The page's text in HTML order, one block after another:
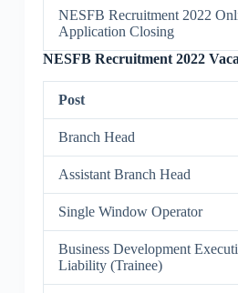
NESFB Recruitment 2022
Application Closing
NESFB Recruitment 2022
Post
Branch Head
Assistant Branch Head
Single Window Operator
Business Development
Liability (Trainee)